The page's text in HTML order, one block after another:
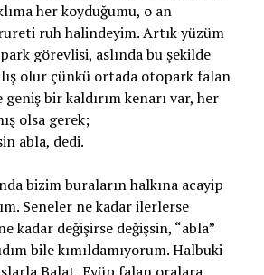
her koyduğumu, o an
ruh halindeyim. Artık yüzüm
görevlisi, aslında bu şekilde
olur çünkü ortada otopark falan
geniş bir kaldırım kenarı var, her
olsa gerek;
abla, dedi.
bizim buraların halkına acayip
Seneler ne kadar ilerlerse
kadar değişirse değişsin, “abla”
bile kımıldamıyorum. Halbuki